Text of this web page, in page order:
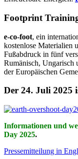
Footprint
e-co-foot, ein
kostenlose Materialien
Fußabdruck in fünf
Rumänisch, Ungarisch
der Europäischen
Der 24. Juli 2025
Informationen und
Day 2025.
Pressemitteilung in